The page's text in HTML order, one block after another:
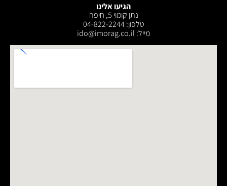
הגיעו אלינו
נתן קומוי 5, חיפה
טלפון: 04-822-2244
מייל: ‫ido@imorag.co.il